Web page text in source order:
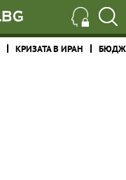
КРИЗАТА В ИРАН